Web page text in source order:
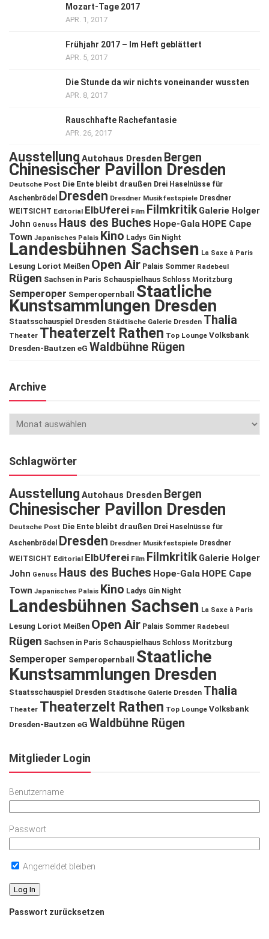
Mozart-Tage 2017
APR. 1, 2017
Frühjahr 2017 – Im Heft geblättert
APR. 5, 2017
Die Stunde da wir nichts voneinander wussten
APR. 8, 2017
Rauschhafte Rachefantasie
APR. 26, 2017
Ausstellung Autohaus Dresden Bergen
Chinesischer Pavillon Dresden
Deutsche Post Die Ente bleibt draußen Drei Haselnüsse für
Aschenbrödel
Dresden Dresdner Musikfestspiele Dresdner
WEITSICHT Editorial ElbUferei Film Filmkritik Galerie Holger
John Genuss Haus des Buches Hope-Gala HOPE Cape
Town Japanisches Palais Kino Ladys Gin Night
Landesbühnen Sachsen La Saxe à Paris
Lesung Loriot Meißen Open Air Palais Sommer Radebeul
Rügen Sachsen in Paris Schauspielhaus Schloss Moritzburg
Semperoper Semperopernball Staatliche
Kunstsammlungen Dresden
Staatsschauspiel Dresden Städtische Galerie Dresden Thalia
Theater Theaterzelt Rathen Top Lounge Volksbank
Dresden-Bautzen eG Waldbühne Rügen
Archive
Schlagwörter
Ausstellung Autohaus Dresden Bergen
Chinesischer Pavillon Dresden
Deutsche Post Die Ente bleibt draußen Drei Haselnüsse für
Aschenbrödel
Dresden Dresdner Musikfestspiele Dresdner
WEITSICHT Editorial ElbUferei Film Filmkritik Galerie Holger
John Genuss Haus des Buches Hope-Gala HOPE Cape
Town Japanisches Palais Kino Ladys Gin Night
Landesbühnen Sachsen La Saxe à Paris
Lesung Loriot Meißen Open Air Palais Sommer Radebeul
Rügen Sachsen in Paris Schauspielhaus Schloss Moritzburg
Semperoper Semperopernball
Staatliche
Kunstsammlungen Dresden
Staatsschauspiel Dresden Städtische Galerie Dresden Thalia
Theater Theaterzelt Rathen Top Lounge Volksbank
Dresden-Bautzen eG Waldbühne Rügen
Mitglieder Login
Benutzername
Passwort
Angemeldet bleiben
Passwort zurücksetzen